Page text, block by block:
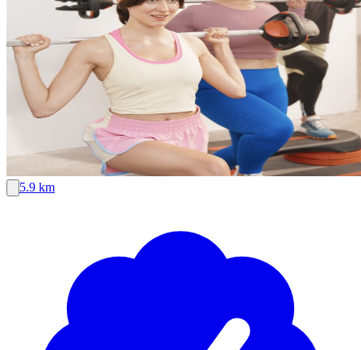
5.9 km